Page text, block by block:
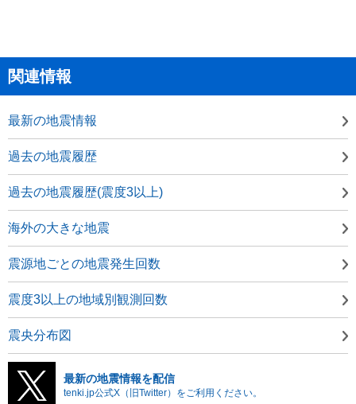
関連情報
最新の地震情報
過去の地震履歴
過去の地震履歴(震度3以上)
海外の大きな地震
震源地ごとの地震発生回数
震度3以上の地域別観測回数
震央分布図
最新の地震情報を配信
tenki.jp公式X（旧Twitter）をご利用ください。